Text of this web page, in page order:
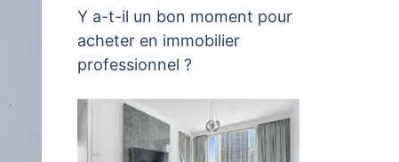
Y a-t-il un bon moment pour
acheter en immobilier
professionnel ?